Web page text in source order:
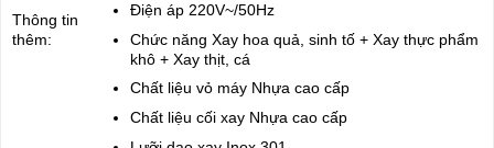
Thông tin
thêm:
Điện áp 220V~/50Hz
Chức năng Xay hoa quả, sinh tố + Xay thực phẩm
khô + Xay thịt, cá
Chất liệu vỏ máy Nhựa cao cấp
Chất liệu cối xay Nhựa cao cấp